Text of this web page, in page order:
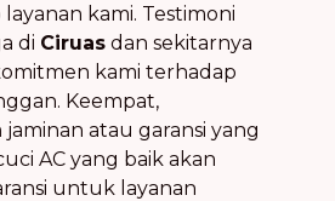
kami. Testimoni
di Ciruas dan sekitarnya
kami terhadap
Keempat,
atau garansi yang
AC yang baik akan
untuk layanan